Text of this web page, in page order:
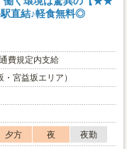
直結♪軽食無料◎
費規定内支給
宮益坂エリア）
夕方 夜
夜勤